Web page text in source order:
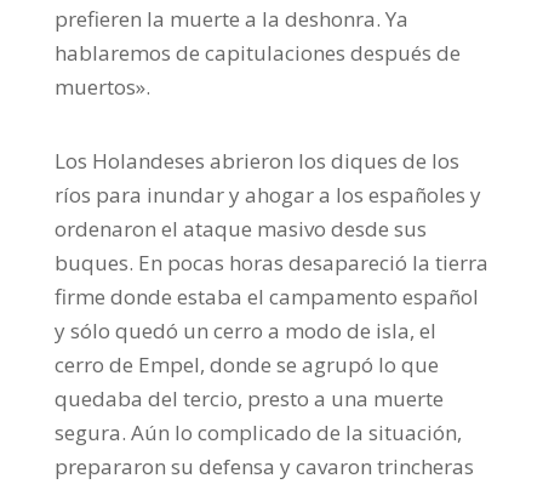
prefieren la muerte a la deshonra. Ya
hablaremos de capitulaciones después de
muertos».
Los Holandeses abrieron los diques de los
ríos para inundar y ahogar a los españoles y
ordenaron el ataque masivo desde sus
buques. En pocas horas desapareció la tierra
firme donde estaba el campamento español
y sólo quedó un cerro a modo de isla, el
cerro de Empel, donde se agrupó lo que
quedaba del tercio, presto a una muerte
segura. Aún lo complicado de la situación,
prepararon su defensa y cavaron trincheras